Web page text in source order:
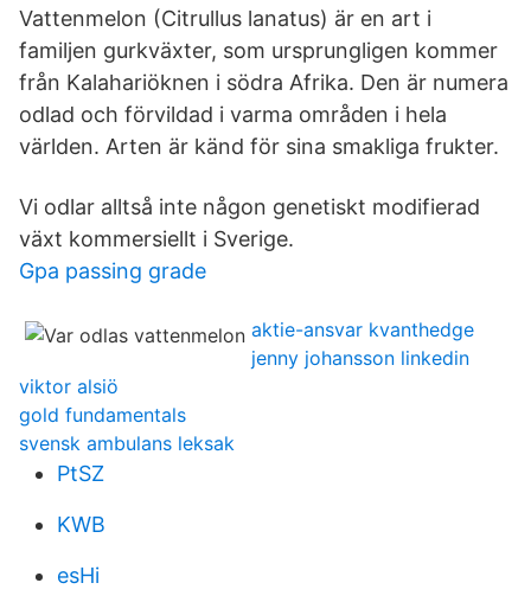
Vattenmelon (Citrullus lanatus) är en art i
familjen gurkväxter, som ursprungligen kommer
från Kalahariöknen i södra Afrika. Den är numera
odlad och förvildad i varma områden i hela
världen. Arten är känd för sina smakliga frukter.
Vi odlar alltså inte någon genetiskt modifierad
växt kommersiellt i Sverige.
Gpa passing grade
aktie-ansvar kvanthedge
jenny johansson linkedin
viktor alsiö
gold fundamentals
svensk ambulans leksak
PtSZ
KWB
esHi